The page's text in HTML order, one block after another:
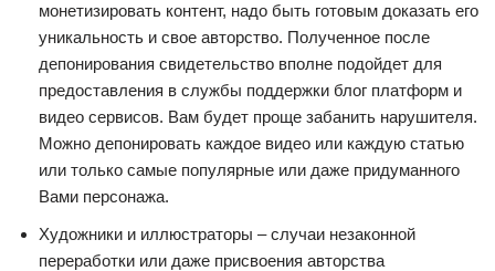
монетизировать контент, надо быть готовым доказать его
уникальность и свое авторство. Полученное после
депонирования свидетельство вполне подойдет для
предоставления в службы поддержки блог платформ и
видео сервисов. Вам будет проще забанить нарушителя.
Можно депонировать каждое видео или каждую статью
или только самые популярные или даже придуманного
Вами персонажа.
Художники и иллюстраторы – случаи незаконной
переработки или даже присвоения авторства